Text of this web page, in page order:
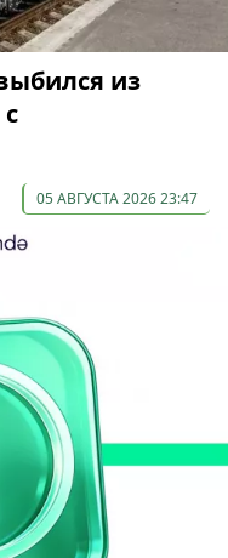
из
05 АВГУСТА 2026 23:47